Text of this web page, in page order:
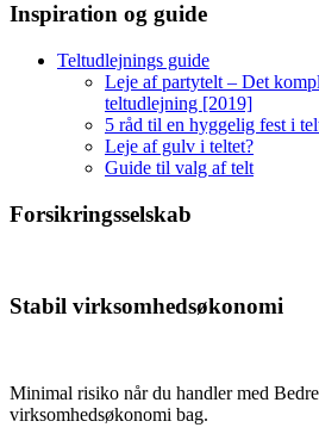
Inspiration og guide
Teltudlejnings guide
Leje af partytelt – Det
teltudlejning [2019]
5 råd til en hyggelig fest i
Leje af gulv i teltet?
Guide til valg af telt
Forsikringsselskab
Stabil virksomhedsøkonomi
Minimal risiko når du handler med
virksomhedsøkonomi bag.